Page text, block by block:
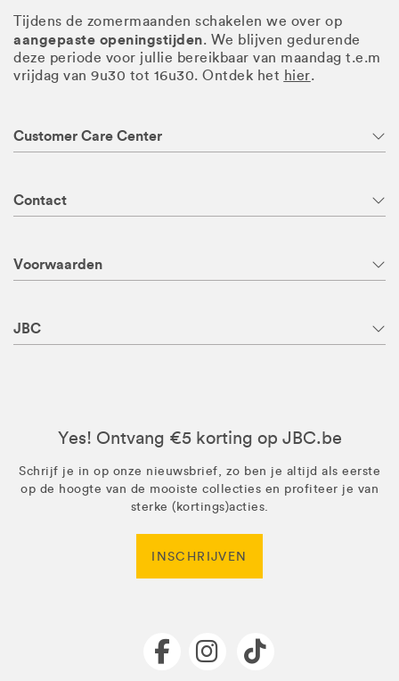
Tijdens de zomermaanden schakelen we over op
aangepaste openingstijden. We blijven gedurende
deze periode voor jullie bereikbaar van maandag t.e.m
vrijdag van 9u30 tot 16u30. Ontdek het hier.
Customer Care Center
Contact
Voorwaarden
JBC
Yes! Ontvang €5 korting op JBC.be
Schrijf je in op onze nieuwsbrief, zo ben je altijd als eerste
op de hoogte van de mooiste collecties en profiteer je van
sterke (kortings)acties.
INSCHRIJVEN